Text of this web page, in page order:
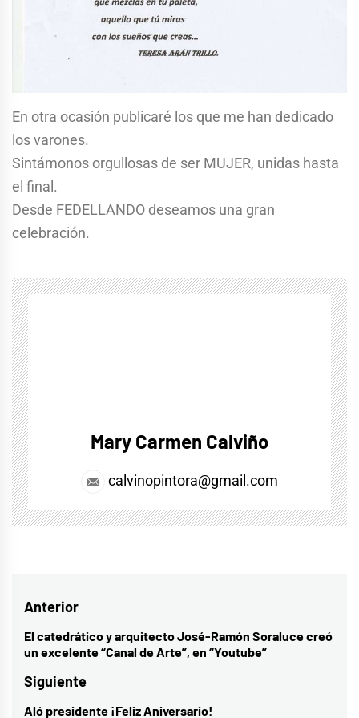
En otra ocasión publicaré los que me han dedicado
los varones.
Sintámonos orgullosas de ser MUJER, unidas hasta
el final.
Desde FEDELLANDO deseamos una gran
celebración.
Mary Carmen Calviño
calvinopintora@gmail.com
Navegación
de
Anterior
Entrada
anterior:
El catedrático y arquitecto José-Ramón Soraluce creó
un excelente “Canal de Arte”, en “Youtube”
Siguiente
Entrada
Aló presidente ¡Feliz Aniversario!